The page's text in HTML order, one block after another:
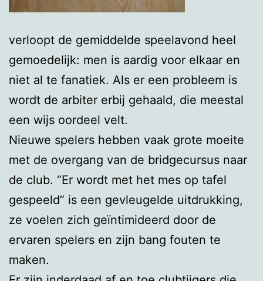
verloopt de gemiddelde speelavond heel
gemoedelijk: men is aardig voor elkaar en
niet al te fanatiek. Als er een probleem is
wordt de arbiter erbij gehaald, die meestal
een wijs oordeel velt.
Nieuwe spelers hebben vaak grote moeite
met de overgang van de bridgecursus naar
de club. “Er wordt met het mes op tafel
gespeeld” is een gevleugelde uitdrukking,
ze voelen zich geïntimideerd door de
ervaren spelers en zijn bang fouten te
maken.